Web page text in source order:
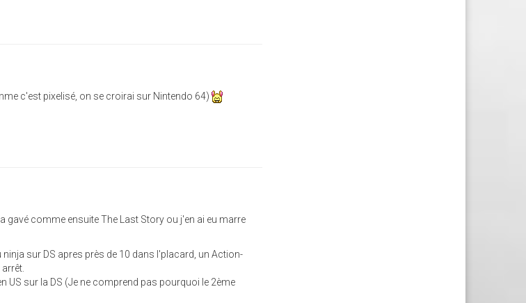
c'est pixelisé, on se croirai sur Nintendo 64)
gavé comme ensuite The Last Story ou j'en ai eu marre
ninja sur DS apres près de 10 dans l'placard, un Action-
US sur la DS (Je ne comprend pas pourquoi le 2ème